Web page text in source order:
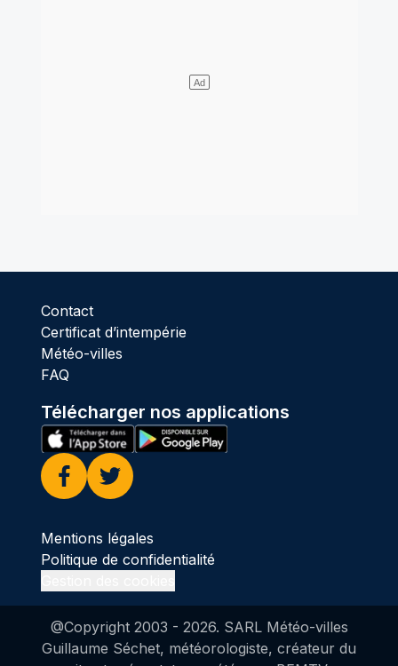
Contact
Certificat d’intempérie
Météo-villes
FAQ
Télécharger nos applications
Facebook
Twitter
Mentions légales
Politique de confidentialité
@Copyright 2003 - 2026. SARL Météo-villes
Guillaume Séchet, météorologiste, créateur du